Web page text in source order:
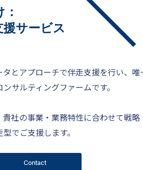
サービス
とアプローチで伴走支援を行い、唯
サルティングファームです。
社の事業・業務特性に合わせて戦略
でご支援します。
Contact